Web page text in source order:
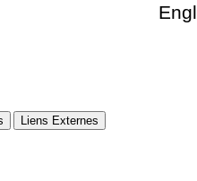
Liens Externes